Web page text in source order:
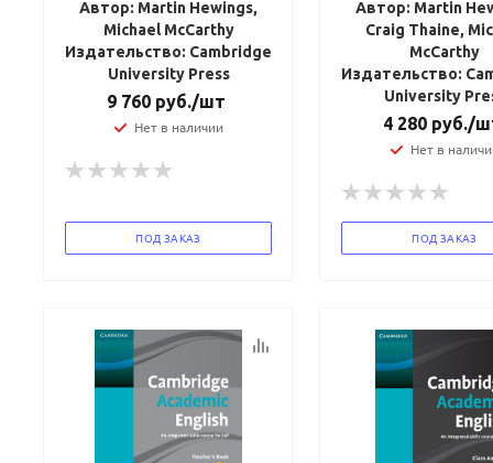
Автор: Martin Hewings,
Michael McCarthy
Издательство: Cambridge
University Press
9 760 руб./шт
Нет в наличии
ПОД ЗАКАЗ
Автор: Martin
Craig Thaine,
McCarthy
Издательство:
University
4 280 руб./
Нет в
ПОД ЗАКАЗ